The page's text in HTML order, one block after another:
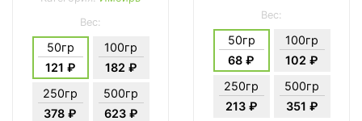
Вес:
50гр
121 ₽
100гр
182 ₽
250гр
378 ₽
500гр
623 ₽
Вес:
50гр
68 ₽
100гр
102 ₽
250гр
213 ₽
500гр
351 ₽